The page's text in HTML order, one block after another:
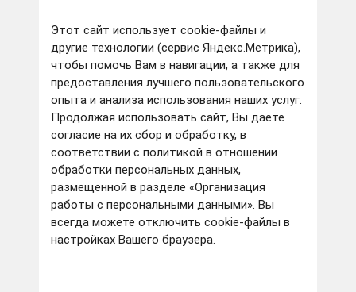
Этот сайт использует cookie-файлы и
другие технологии (сервис Яндекс.Метрика),
чтобы помочь Вам в навигации, а также для
предоставления лучшего пользовательского
опыта и анализа использования наших услуг.
Продолжая использовать сайт, Вы даете
согласие на их сбор и обработку, в
соответствии с политикой в отношении
обработки персональных данных,
размещенной в разделе «Организация
работы с персональными данными». Вы
всегда можете отключить cookie-файлы в
настройках Вашего браузера.